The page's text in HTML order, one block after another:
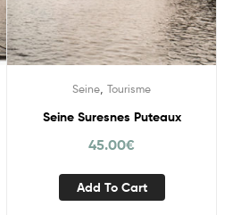
Seine Tourisme
Seine Suresnes Puteaux
45.00€
Add To Cart